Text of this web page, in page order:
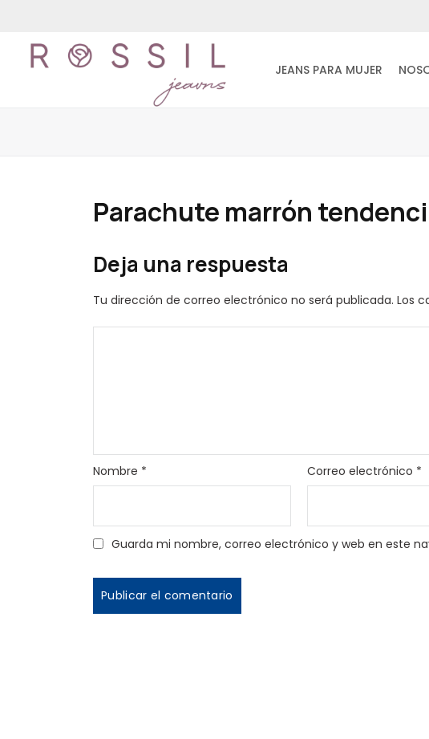
JEANS PARA MUJER
Parachute marrón
Deja una respuesta
Tu dirección de correo electrónico no será publicada. Los
Nombre * Correo electrónico *
Guarda mi nombre, correo electrónico y web en este